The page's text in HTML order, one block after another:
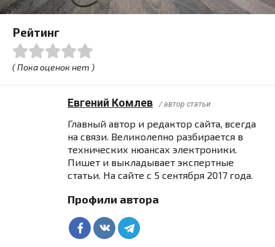
Рейтинг
( Пока оценок нет )
Евгений Комлев / автор статьи
Главный автор и редактор сайта, всегда
на связи. Великолепно разбирается в
технических нюансах электроники.
Пишет и выкладывает экспертные
статьи. На сайте с 5 сентября 2017 года.
Профили автора